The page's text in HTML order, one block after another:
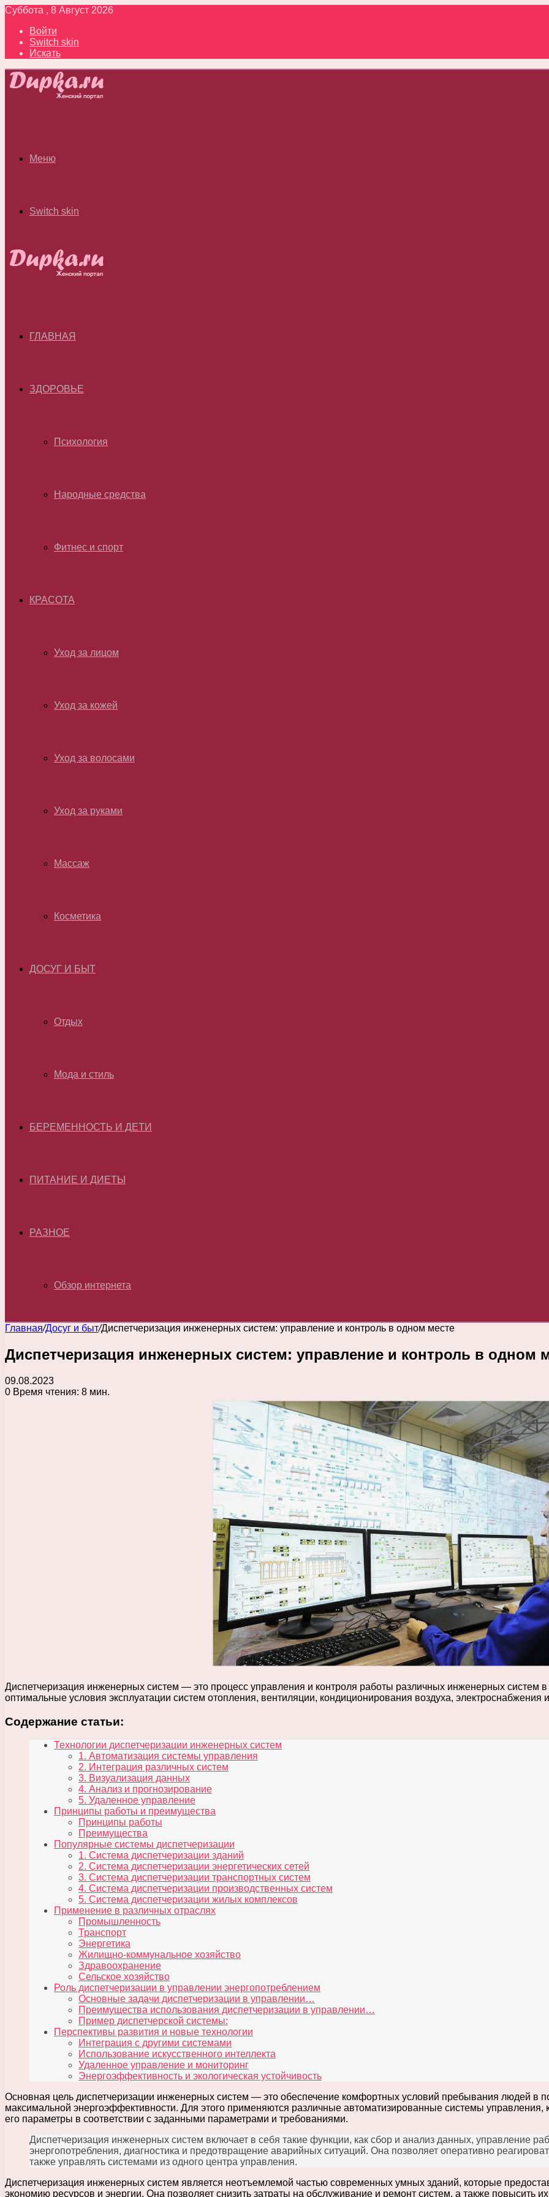
Суббота , 8 Август 2026
Войти
Switch skin
Искать
Меню
Switch skin
ГЛАВНАЯ
ЗДОРОВЬЕ
Психология
Народные средства
Фитнес и спорт
КРАСОТА
Уход за лицом
Уход за кожей
Уход за волосами
Уход за руками
Массаж
Косметика
ДОСУГ И БЫТ
Отдых
Мода и стиль
БЕРЕМЕННОСТЬ И ДЕТИ
ПИТАНИЕ И ДИЕТЫ
РАЗНОЕ
Обзор интернета
Главная/Досуг и быт/Диспетчеризация инженерных систем: управление и контроль в одном месте
Диспетчеризация инженерных систем: управление и контроль в одном
09.08.2023
0 Время чтения: 8 мин.
Диспетчеризация инженерных систем — это процесс управления и контроля работы различных инженерных систем
оптимальные условия эксплуатации систем отопления, вентиляции, кондиционирования воздуха, электроснабжения
Содержание статьи:
Технологии диспетчеризации инженерных систем
1. Автоматизация системы управления
2. Интеграция различных систем
3. Визуализация данных
4. Анализ и прогнозирование
5. Удаленное управление
Принципы работы и преимущества
Принципы работы
Преимущества
Популярные системы диспетчеризации
1. Система диспетчеризации зданий
2. Система диспетчеризации энергетических сетей
3. Система диспетчеризации транспортных систем
4. Система диспетчеризации производственных систем
5. Система диспетчеризации жилых комплексов
Применение в различных отраслях
Промышленность
Транспорт
Энергетика
Жилищно-коммунальное хозяйство
Здравоохранение
Сельское хозяйство
Роль диспетчеризации в управлении энергопотреблением
Основные задачи диспетчеризации в управлении…
Преимущества использования диспетчеризации в управлении…
Пример диспетчерской системы:
Перспективы развития и новые технологии
Интеграция с другими системами
Использование искусственного интеллекта
Удаленное управление и мониторинг
Энергоэффективность и экологическая устойчивость
Основная цель диспетчеризации инженерных систем — это обеспечение комфортных условий пребывания людей в
максимальной энергоэффективности. Для этого применяются различные автоматизированные системы управления,
его параметры в соответствии с заданными параметрами и требованиями.
Диспетчеризация инженерных систем включает в себя такие функции, как сбор и анализ данных, управление
энергопотребления, диагностика и предотвращение аварийных ситуаций. Она позволяет оперативно
также управлять системами из одного центра управления.
Диспетчеризация инженерных систем является неотъемлемой частью современных умных зданий, которые
экономию ресурсов и энергии. Она позволяет снизить затраты на обслуживание и ремонт систем, а также повысить